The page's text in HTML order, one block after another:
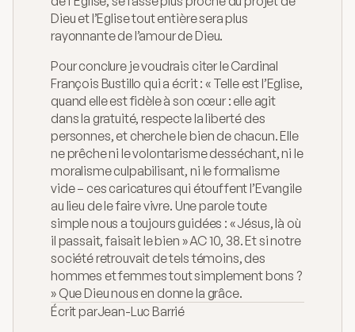
Dieu et l’Eglise tout entière sera plus
rayonnante de l’amour de Dieu.
Pour conclure je voudrais citer le Cardinal
François Bustillo qui a écrit : « Telle est l’Eglise,
quand elle est fidèle à son cœur : elle agit
dans la gratuité, respecte la liberté des
personnes, et cherche le bien de chacun. Elle
ne prêche ni le volontarisme desséchant, ni le
moralisme culpabilisant, ni le formalisme
vide – ces caricatures qui étouffent l’Evangile
au lieu de le faire vivre. Une parole toute
simple nous a toujours guidées : « Jésus, là où
il passait, faisait le bien » AC 10, 38. Et si notre
société retrouvait de tels témoins, des
hommes et femmes tout simplement bons ?
» Que Dieu nous en donne la grâce.
Écrit parJean-Luc Barrié